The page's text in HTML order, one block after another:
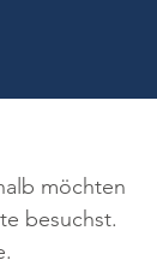
möchten
besuchst.